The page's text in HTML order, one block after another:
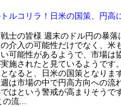
ルコリラ！日米の国策、円高
士の皆様 週末のドル円の暴落
介入の可能性だけでなく、米
可能性があるようで、市場は
施されたと見ているようです
なると、日米の国策となりま
は市場の中で円高方向への流
はという警戒が高まりそうで
の流...